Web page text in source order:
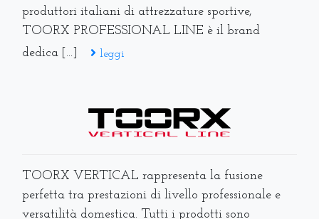
produttori italiani di attrezzature sportive,
TOORX PROFESSIONAL LINE è il brand
dedica [...]
leggi
TOORX VERTICAL rappresenta la fusione
perfetta tra prestazioni di livello professionale e
versatilità domestica. Tutti i prodotti sono